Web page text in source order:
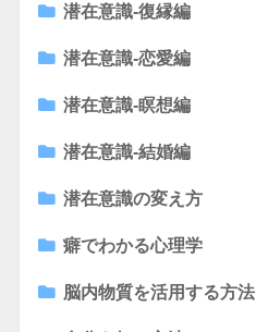
潜在意識-復縁編
潜在意識-恋愛編
潜在意識-瞑想編
潜在意識-結婚編
潜在意識の変え方
癖でわかる心理学
脳内物質を活用する方法